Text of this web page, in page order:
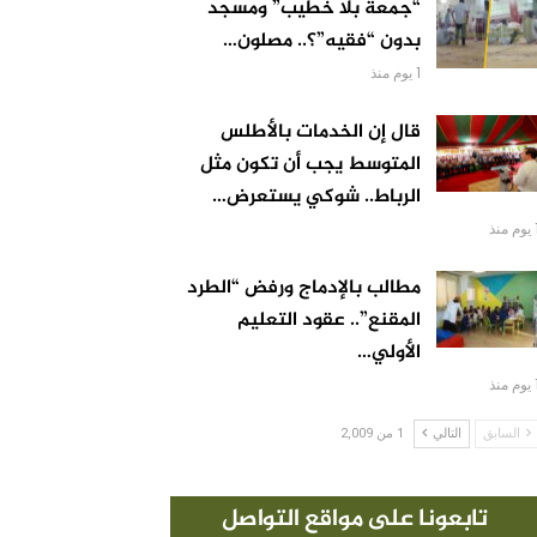
“جمعة بلا خطيب” ومسجد
بدون “فقيه”؟.. مصلون…
1 يوم منذ
قال إن الخدمات بالأطلس
المتوسط يجب أن تكون مثل
الرباط.. شوكي يستعرض…
1 يوم منذ
مطالب بالإدماج ورفض “الطرد
المقنع”.. عقود التعليم
الأولي…
1 يوم منذ
السابق التالي 1 من 2,009
تابعونا على مواقع التواصل